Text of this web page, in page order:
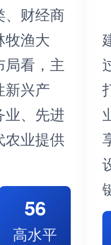
、财经商
牧渔大
局看，主
新兴产
业、先进
农业提供
56
高水平